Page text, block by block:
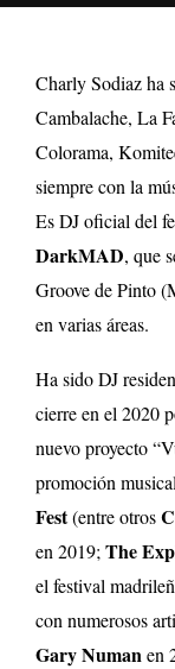
Charly Sodiaz ha
Cambalache, La
Colorama,
siempre con la
Es DJ oficial del
DarkMAD, que
Groove de Pinto
en varias áreas.
Ha sido DJ
cierre en el 2020
nuevo proyecto
promoción
Fest(entre otros
en 2019; The
el festival
con numerosos
Gary Numanen